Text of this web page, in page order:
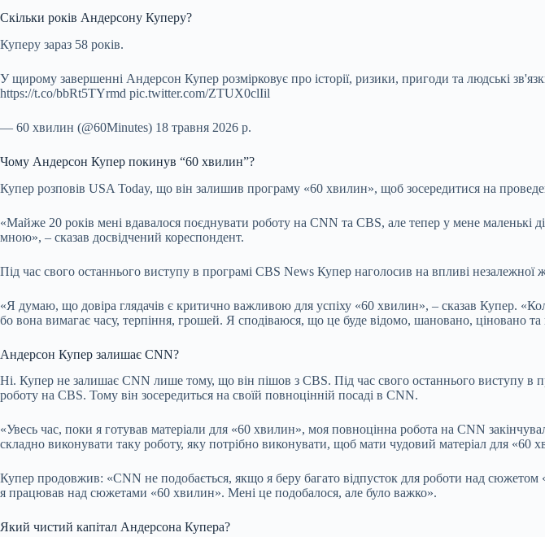
Скільки років Андерсону Куперу?
Куперу зараз 58 років.
У щирому завершенні Андерсон Купер розмірковує про історії, ризики, пригоди та людські
https://t.co/bbRt5TYrmd pic.twitter.com/ZTUX0clIil
— 60 хвилин (@60Minutes) 18 травня 2026 р.
Чому Андерсон Купер покинув “60 хвилин”?
Купер розповів USA Today, що він залишив програму «60 хвилин», щоб зосередитися на
«Майже 20 років мені вдавалося поєднувати роботу на CNN та CBS, але тепер у мене маленькі
мною», – сказав досвідчений кореспондент.
Під час свого останнього виступу в програмі CBS News Купер наголосив на впливі незалежної
«Я думаю, що довіра глядачів є критично важливою для успіху «60 хвилин», – сказав Купер.
бо вона вимагає часу, терпіння, грошей. Я сподіваюся, що це буде відомо, шановано, ціновано
Андерсон Купер залишає CNN?
Ні. Купер не залишає CNN лише тому, що він пішов з CBS. Під час свого останнього виступу
роботу на CBS. Тому він зосередиться на своїй повноцінній посаді в CNN.
«Увесь час, поки я готував матеріали для «60 хвилин», моя повноцінна робота на CNN
складно виконувати таку роботу, яку потрібно виконувати, щоб мати чудовий матеріал для «60
Купер продовжив: «CNN не подобається, якщо я беру багато відпусток для роботи над
я працював над сюжетами «60 хвилин». Мені це подобалося, але було важко».
Який чистий капітал Андерсона Купера?